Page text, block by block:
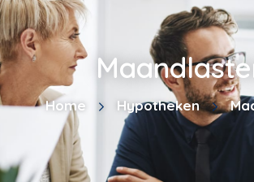
Home Hypotheken